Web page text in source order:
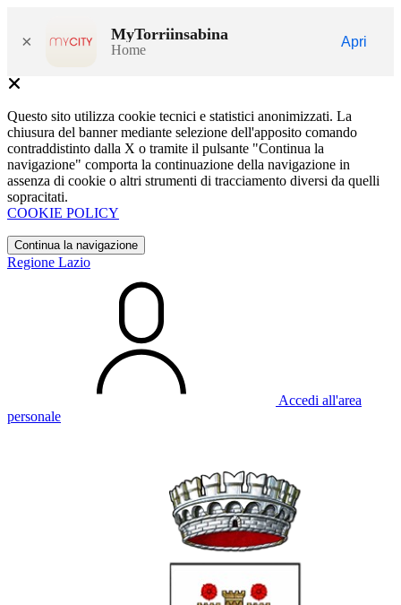
× MyTorriinsabina
Home
Apri
Questo sito utilizza cookie tecnici e statistici anonimizzati. La
chiusura del banner mediante selezione dell'apposito comando
contraddistinto dalla X o tramite il pulsante "Continua la
navigazione" comporta la continuazione della navigazione in
assenza di cookie o altri strumenti di tracciamento diversi da quelli
sopracitati.
COOKIE POLICY
Continua la navigazione
Regione Lazio
Accedi all'area
personale